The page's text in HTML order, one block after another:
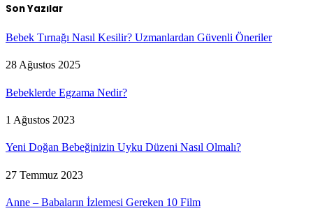
Son Yazılar
Bebek Tırnağı Nasıl Kesilir? Uzmanlardan Güvenli Öneriler
28 Ağustos 2025
Bebeklerde Egzama Nedir?
1 Ağustos 2023
Yeni Doğan Bebeğinizin Uyku Düzeni Nasıl Olmalı?
27 Temmuz 2023
Anne – Babaların İzlemesi Gereken 10 Film